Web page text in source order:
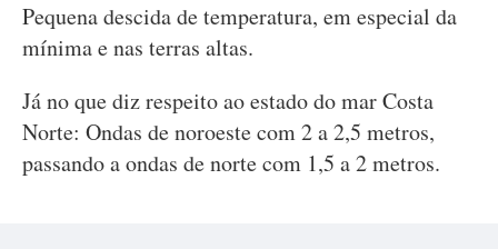
Pequena descida de temperatura, em especial da
mínima e nas terras altas.
Já no que diz respeito ao estado do mar Costa
Norte: Ondas de noroeste com 2 a 2,5 metros,
passando a ondas de norte com 1,5 a 2 metros.